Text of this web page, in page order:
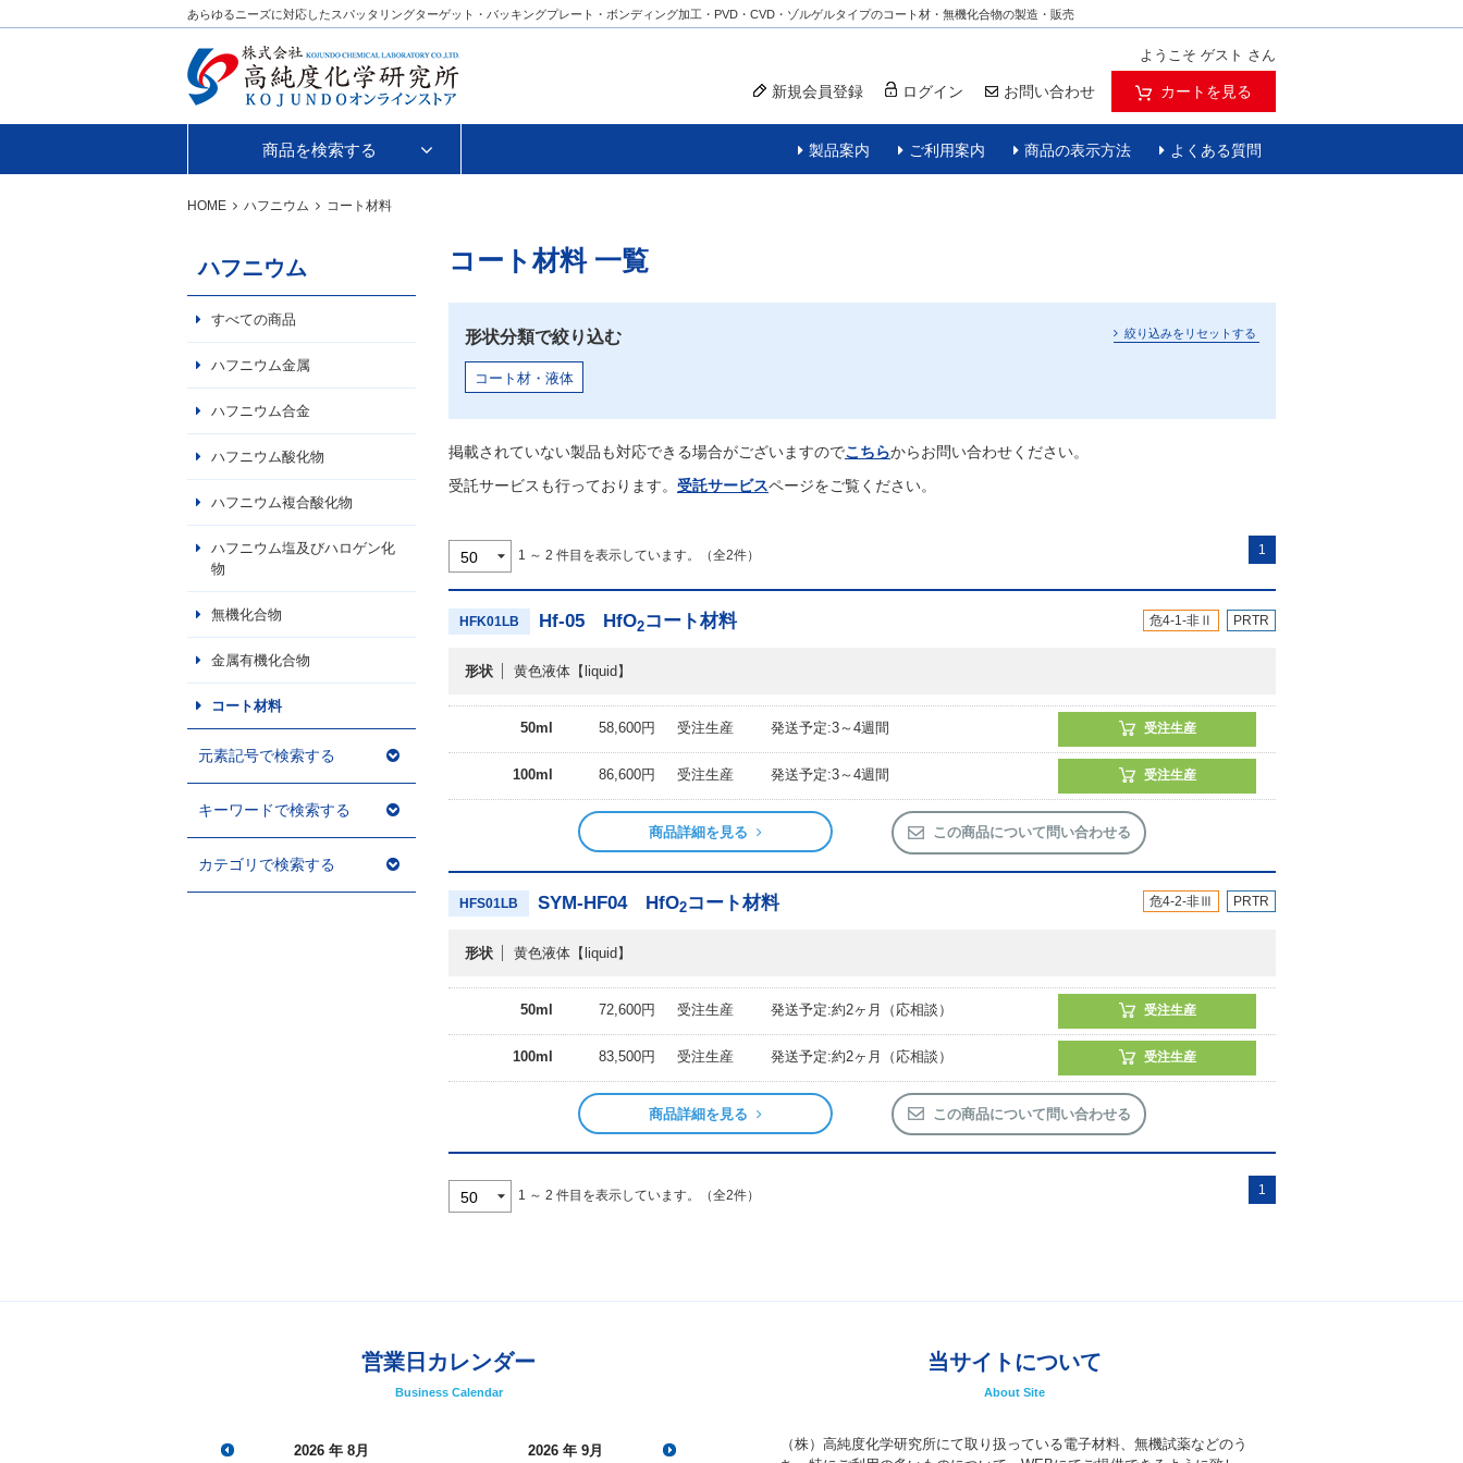
あらゆるニーズに対応したスパッタリングターゲット・バッキングプレート・ボンディング加工・PVD・CVD・ゾルゲルタイプのコート材・無機化合物の製造・販売
ようこそ ゲスト さん
新規会員登録 ログイン お問い合わせ カートを見る
商品を検索する 製品案内 ご利用案内 商品の表示方法 よくある質問
HOME ハフニウム コート材料
ハフニウム
すべての商品
ハフニウム金属
ハフニウム合金
ハフニウム酸化物
ハフニウム複合酸化物
ハフニウム塩及びハロゲン化
物
無機化合物
金属有機化合物
コート材料
元素記号で検索する
キーワードで検索する
カテゴリで検索する
コート材料一覧
形状分類で絞り込む
コート材・液体
絞り込みをリセットする
掲載されていない製品も対応できる場合がございますのでこちらからお問い合わせください。
受託サービスも行っております。 受託サービスページをご覧ください。
1 ～ 2 件目を表示しています。（全2件） 1
HFK01LB Hf-05 HfO2コート材料 危4-1-非Ⅱ PRTR
形状 黄色液体 【liquid】
50ml 58,600円 受注生産 発送予定:3～4週間 受注生産
100ml 86,600円 受注生産 発送予定:3～4週間 受注生産
商品詳細を見る この商品について問い合わせる
HFS01LB SYM-HF04 HfO2コート材料 危4-2-非Ⅲ PRTR
形状 黄色液体 【liquid】
50ml 72,600円 受注生産 発送予定:約2ヶ月（応相談） 受注生産
100ml 83,500円 受注生産 発送予定:約2ヶ月（応相談） 受注生産
商品詳細を見る この商品について問い合わせる
1 ～ 2 件目を表示しています。（全2件） 1
当サイトについて
About Site
（株）高純度化学研究所にて取り扱っている電子材料、無機試薬などのう
営業日カレンダー
Business Calendar
2026 年 8月 2026 年 9月